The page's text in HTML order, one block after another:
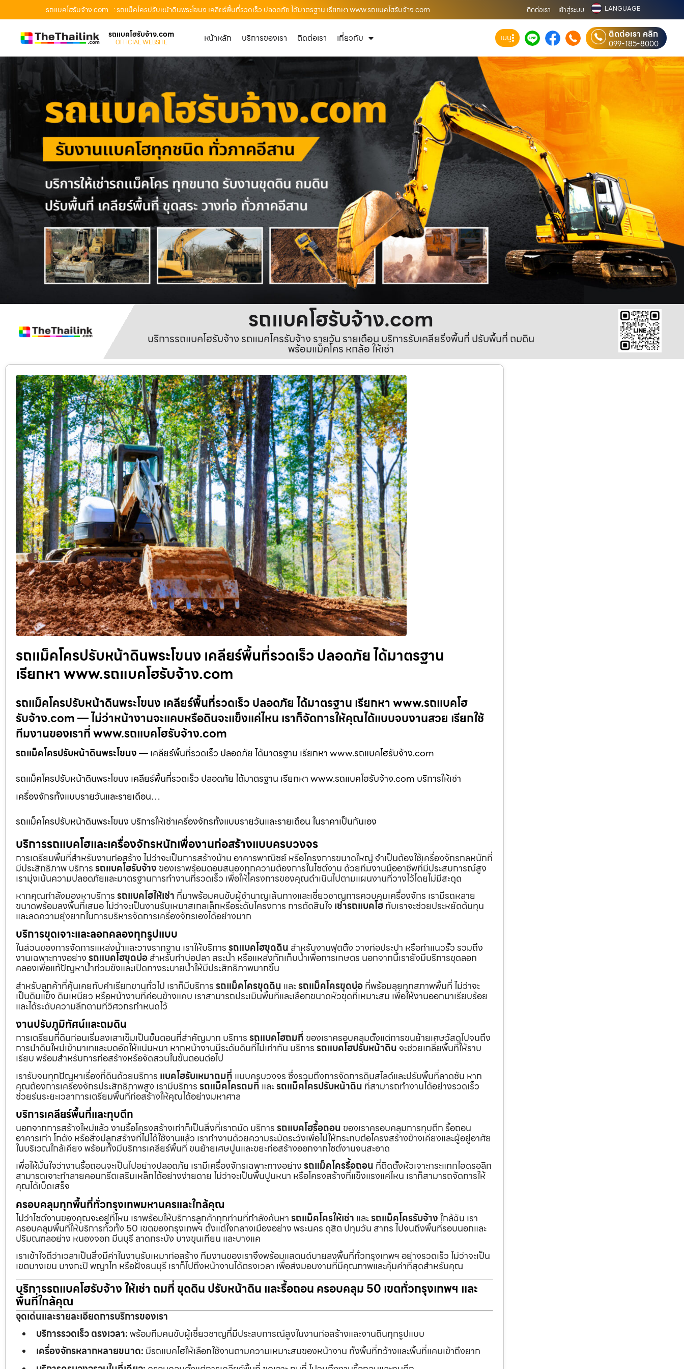
รถแบคโฮรับจ้าง.com : รถแม็คโครปรับหน้าดินพระโขนง เคลียร์พื้นที่รวดเร็ว ปลอดภัย ได้มาตรฐาน เรียกหา www.รถแบคโฮรับจ้าง.com ติดต่อเรา เข้าสู่ระบบ LANGUAGE
รถแบคโฮรับจ้าง.com
OFFICIAL WEBSITE หน้าหลัก บริการของเรา ติดต่อเรา เกี่ยวกับ เมนู ติดต่อเรา คลิก
099-185-8000
รถแบคโฮรับจ้าง.com
บริการรถแบคโฮรับจ้าง รถแมคโครรับจ้าง รายวัน รายเดือน บริการรับเคลียริ่งพื้นที่ ปรับพื้นที่ ถมดิน
พร้อมแม็คโคร หกล้อ ให้เช่า
รถแม็คโครปรับหน้าดินพระโขนง เคลียร์พื้นที่รวดเร็ว ปลอดภัย ได้มาตรฐาน
เรียกหา www.รถแบคโฮรับจ้าง.com
รถแม็คโครปรับหน้าดินพระโขนง เคลียร์พื้นที่รวดเร็ว ปลอดภัย ได้มาตรฐาน เรียกหา www.รถแบคโฮ
รับจ้าง.com — ไม่ว่าหน้างานจะแคบหรือดินจะแข็งแค่ไหน เราก็จัดการให้คุณได้แบบจบงานสวย เรียกใช้
ทีมงานของเราที่ www.รถแบคโฮรับจ้าง.com
รถแม็คโครปรับหน้าดินพระโขนง— เคลียร์พื้นที่รวดเร็ว ปลอดภัย ได้มาตรฐาน เรียกหา www.รถแบคโฮรับจ้าง.com
รถแม็คโครปรับหน้าดินพระโขนง เคลียร์พื้นที่รวดเร็ว ปลอดภัย ได้มาตรฐาน เรียกหา www.รถแบคโฮรับจ้าง.com บริการให้เช่า
เครื่องจักรทั้งแบบรายวันและรายเดือน…
รถแม็คโครปรับหน้าดินพระโขนง บริการให้เช่าเครื่องจักรทั้งแบบรายวันและรายเดือน ในราคาเป็นกันเอง
บริการรถแบคโฮและเครื่องจักรหนักเพื่องานก่อสร้างแบบครบวงจร
การเตรียมพื้นที่สำหรับงานก่อสร้าง ไม่ว่าจะเป็นการสร้างบ้าน อาคารพาณิชย์ หรือโครงการขนาดใหญ่ จำเป็นต้องใช้เครื่องจักรกลหนักที่
มีประสิทธิภาพ บริการรถแบคโฮรับจ้าง ของเราพร้อมตอบสนองทุกความต้องการในไซต์งาน ด้วยทีมงานมืออาชีพที่มีประสบการณ์สูง
เรามุ่งเน้นความปลอดภัยและมาตรฐานการทำงานที่รวดเร็ว เพื่อให้โครงการของคุณดำเนินไปตามแผนงานที่วางไว้โดยไม่มีสะดุด
หากคุณกำลังมองหาบริการรถแบคโฮให้เช่า ที่มาพร้อมคนขับผู้ชำนาญเส้นทางและเชี่ยวชาญการควบคุมเครื่องจักร เรามีรถหลาย
ขนาดพร้อมลงพื้นที่เสมอ ไม่ว่าจะเป็นงานรับเหมาสเกลเล็กหรือระดับโครงการ การตัดสินใจ เช่ารถแบคโฮกับเราจะช่วยประหยัดต้นทุน
และลดความยุ่งยากในการบริหารจัดการเครื่องจักรเองได้อย่างมาก
บริการขุดเจาะและลอกคลองทุกรูปแบบ
ในส่วนของการจัดการแหล่งน้ำและวางรากฐาน เราให้บริการรถแบคโฮขุดดิน สำหรับงานฟุตติ้ง วางท่อประปา หรือทำแนวรั้ว รวมถึง
งานเฉพาะทางอย่างรถแบคโฮขุดบ่อสำหรับทำบ่อปลา สระน้ำ หรือแหล่งกักเก็บน้ำเพื่อการเกษตร นอกจากนี้เรายังมีบริการขุดลอก
คลองเพื่อแก้ปัญหาน้ำท่วมขังและเปิดทางระบายน้ำให้มีประสิทธิภาพมากขึ้น
สำหรับลูกค้าที่คุ้นเคยกับคำเรียกขานทั่วไป เราก็มีบริการรถแม็คโครขุดดิน และรถแม็คโครขุดบ่อที่พร้อมลุยทุกสภาพพื้นที่ ไม่ว่าจะ
เป็นดินแข็ง ดินเหนียว หรือหน้างานที่ค่อนข้างแคบ เราสามารถประเมินพื้นที่และเลือกขนาดหัวขุดที่เหมาะสม เพื่อให้งานออกมาเรียบร้อย
และได้ระดับความลึกตามที่วิศวกรกำหนดไว้
งานปรับภูมิทัศน์และถมดิน
การเตรียมที่ดินก่อนเริ่มลงเสาเข็มเป็นขั้นตอนที่สำคัญมาก บริการรถแบคโฮถมที่ ของเราครอบคลุมตั้งแต่การขนย้ายเศษวัสดุไปจนถึง
การนำดินใหม่เข้ามาเทและบดอัดให้แน่นหนา หากหน้างานมีระดับดินที่ไม่เท่ากัน บริการรถแบคโฮปรับหน้าดินจะช่วยเกลี่ยพื้นที่ให้ราบ
เรียบ พร้อมสำหรับการก่อสร้างหรือจัดสวนในขั้นตอนต่อไป
เรารับจบทุกปัญหาเรื่องที่ดินด้วยบริการ แบคโฮรับเหมาถมที่ แบบครบวงจร ซึ่งรวมถึงการจัดการดินสไลด์และปรับพื้นที่ลาดชัน หาก
คุณต้องการเครื่องจักรประสิทธิภาพสูง เรามีบริการรถแม็คโครถมที่ และรถแม็คโครปรับหน้าดิน ที่สามารถทำงานได้อย่างรวดเร็ว
ช่วยร่นระยะเวลาการเตรียมพื้นที่ก่อสร้างให้คุณได้อย่างมหาศาล
บริการเคลียร์พื้นที่และทุบตึก
นอกจากการสร้างใหม่แล้ว งานรื้อโครงสร้างเก่าก็เป็นสิ่งที่เราถนัด บริการรถแบคโฮรื้อถอน ของเราครอบคลุมการทุบตึก รื้อถอน
อาคารเก่า โกดัง หรือสิ่งปลูกสร้างที่ไม่ได้ใช้งานแล้ว เราทำงานด้วยความระมัดระวังเพื่อไม่ให้กระทบต่อโครงสร้างข้างเคียงและผู้อยู่อาศัย
ในบริเวณใกล้เคียง พร้อมทั้งมีบริการเคลียร์พื้นที่ ขนย้ายเศษปูนและขยะก่อสร้างออกจากไซต์งานจนสะอาด
เพื่อให้มั่นใจว่างานรื้อถอนจะเป็นไปอย่างปลอดภัย เรามีเครื่องจักรเฉพาะทางอย่างรถแม็คโครรื้อถอน ที่ติดตั้งหัวเจาะกระแทกไฮดรอลิก
สามารถเจาะทำลายคอนกรีตเสริมเหล็กได้อย่างง่ายดาย ไม่ว่าจะเป็นพื้นปูนหนา หรือโครงสร้างที่แข็งแรงแค่ไหน เราก็สามารถจัดการให้
คุณได้เบ็ดเสร็จ
ครอบคลุมทุกพื้นที่ทั่วกรุงเทพมหานครและใกล้คุณ
ไม่ว่าไซต์งานของคุณจะอยู่ที่ไหน เราพร้อมให้บริการลูกค้าทุกท่านที่กำลังค้นหารถแม็คโครให้เช่า และรถแม็คโครรับจ้างใกล้ฉัน เรา
ครอบคลุมพื้นที่ให้บริการทั่วทั้ง 50 เขตของกรุงเทพฯ ตั้งแต่ใจกลางเมืองอย่าง พระนคร ดุสิต ปทุมวัน สาทร ไปจนถึงพื้นที่รอบนอกและ
ปริมณฑลอย่าง หนองจอก มีนบุรี ลาดกระบัง บางขุนเทียน และบางแค
เราเข้าใจดีว่าเวลาเป็นสิ่งมีค่าในงานรับเหมาก่อสร้าง ทีมงานของเราจึงพร้อมแสตนด์บายลงพื้นที่ทั่วกรุงเทพฯ อย่างรวดเร็ว ไม่ว่าจะเป็น
เขตบางเขน บางกะปิ พญาไท หรือฝั่งธนบุรี เราก็ไปถึงหน้างานได้ตรงเวลา เพื่อส่งมอบงานที่มีคุณภาพและคุ้มค่าที่สุดสำหรับคุณ
บริการรถแบคโฮรับจ้าง ให้เช่า ถมที่ ขุดดิน ปรับหน้าดิน และรื้อถอน ครอบคลุม 50 เขตทั่วกรุงเทพฯ และ
พื้นที่ใกล้คุณ
จุดเด่นและรายละเอียดการบริการของเรา
บริการรวดเร็ว ตรงเวลา:พร้อมทีมคนขับผู้เชี่ยวชาญที่มีประสบการณ์สูงในงานก่อสร้างและงานดินทุกรูปแบบ
เครื่องจักรหลากหลายขนาด: มีรถแบคโฮให้เลือกใช้งานตามความเหมาะสมของหน้างาน ทั้งพื้นที่กว้างและพื้นที่แคบเข้าถึงยาก